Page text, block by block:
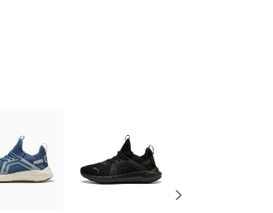
覽以下網址：
他人資訊註冊。若發現惡意使用之情
停止該用戶之使用額度並採取法律行